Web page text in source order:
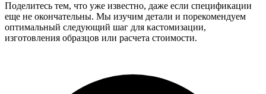
Поделитесь тем, что уже известно, даже если спецификации
еще не окончательны. Мы изучим детали и порекомендуем
оптимальный следующий шаг для кастомизации,
изготовления образцов или расчета стоимости.